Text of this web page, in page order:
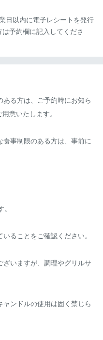
日以内に電子レシートを発行
予約欄に記入してくださ
る方は、ご予約時にお知ら
意いたします。
事制限のある方は、事前に
ることをご確認ください。
いますが、調理やグリルサ
ンドルの使用は固く禁じら